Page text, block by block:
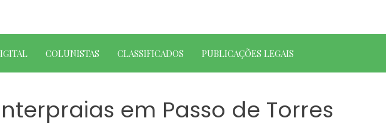
COLUNISTAS CLASSIFICADOS PUBLICAÇÕES LEGAIS
em Passo de Torres